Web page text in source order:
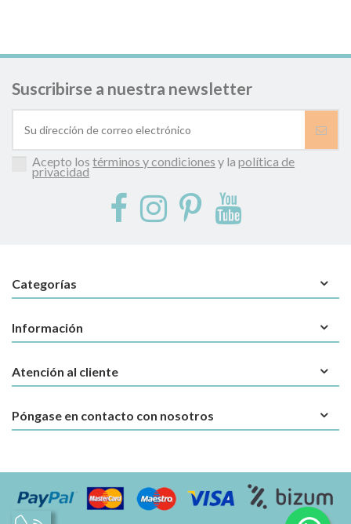
Suscribirse a nuestra newsletter
Acepto lostérminos y condiciones y lapolítica de
privacidad
Categorías
Información
Atención al cliente
Póngase en contacto con nosotros